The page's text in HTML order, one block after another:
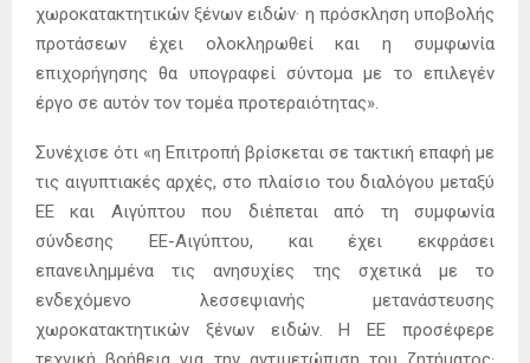
χωροκατακτητικών ξένων ειδών· η πρόσκληση υποβολής
προτάσεων έχει ολοκληρωθεί και η συμφωνία
επιχορήγησης θα υπογραφεί σύντομα με το επιλεγέν
έργο σε αυτόν τον τομέα προτεραιότητας».
Συνέχισε ότι «η Επιτροπή βρίσκεται σε τακτική επαφή με
τις αιγυπτιακές αρχές, στο πλαίσιο του διαλόγου μεταξύ
ΕΕ και Αιγύπτου που διέπεται από τη συμφωνία
σύνδεσης ΕΕ-Αιγύπτου, και έχει εκφράσει
επανειλημμένα τις ανησυχίες της σχετικά με το
ενδεχόμενο λεσσεψιανής μετανάστευσης
χωροκατακτητικών ξένων ειδών. Η ΕΕ προσέφερε